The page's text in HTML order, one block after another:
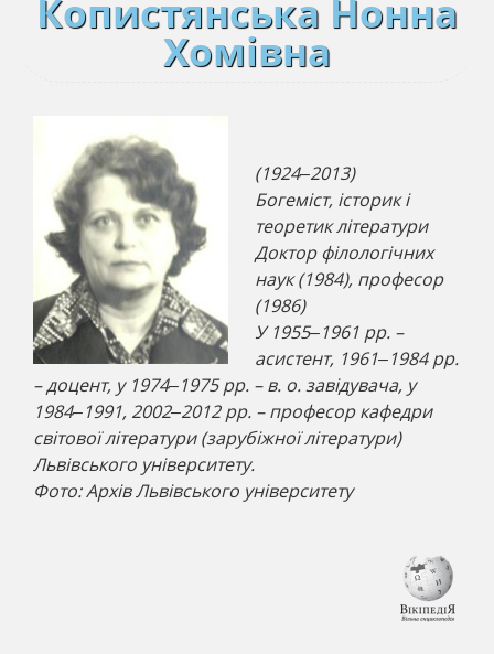
Копистянська Нонна
Хомівна
(1924‒2013)
Богеміст, історик і
теоретик літератури
Доктор філологічних
наук (1984), професор
(1986)
У 1955‒1961 рр. –
асистент, 1961‒1984 рр.
– доцент, у 1974‒1975 рр. – в. о. завідувача, у
1984‒1991, 2002‒2012 рр. – професор кафедри
світової літератури (зарубіжної літератури)
Львівського університету.
Фото: Архів Львівського університету